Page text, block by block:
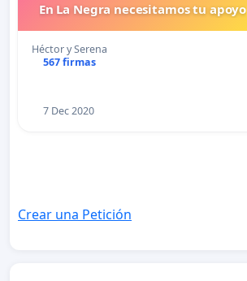
En La Negra necesitamos tu apoyo
Héctor y Serena
567 firmas
7 Dec 2020
Crear una Petición